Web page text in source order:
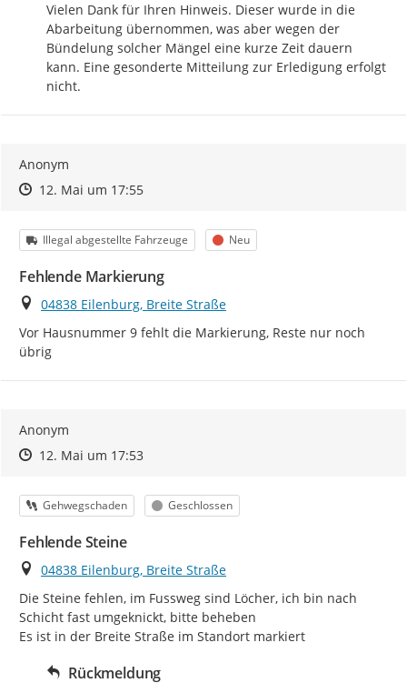
Vielen Dank für Ihren Hinweis. Dieser wurde in die
Abarbeitung übernommen, was aber wegen der
Bündelung solcher Mängel eine kurze Zeit dauern
kann. Eine gesonderte Mitteilung zur Erledigung erfolgt
nicht.
Anonym
Zeitpunkt des Erstellens
Zeitpunkt des Erstellens
12. Mai um 17:55Zur Äußerung
Kategorie
Illegal abgestellte Fahrzeuge Status
Neu
Fehlende Markierung
Ort
04838 Eilenburg, Breite Straße
Vor Hausnummer 9 fehlt die Markierung, Reste nur noch
übrig
Anonym
Zeitpunkt des Erstellens
Zeitpunkt des Erstellens
12. Mai um 17:53Zur Äußerung
Kategorie
Gehwegschaden Status
Geschlossen
Fehlende Steine
Ort
04838 Eilenburg, Breite Straße
Die Steine fehlen, im Fussweg sind Löcher, ich bin nach
Schicht fast umgeknickt, bitte beheben
Es ist in der Breite Straße im Standort markiert
Rückmeldung